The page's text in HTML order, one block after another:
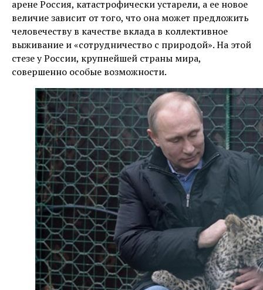
арене Россия, катастрофически устарели, а ее новое
величие зависит от того, что она может предложить
человечеству в качестве вклада в коллективное
выживание и «сотрудничество с природой». На этой
стезе у России, крупнейшей страны мира,
совершенно особые возможности.